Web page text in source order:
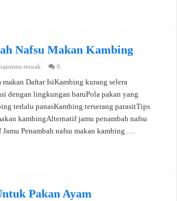
Nafsu Makan Kambing
ternak 0
Daftar IsiKambing kurang selera
dengan lingkungan baruPola pakan yang
terlalu panasKambing terserang parasitTips
kambingAlternatif jamu penambah nafsu
Penambah nafsu makan kambing …
Pakan Ayam